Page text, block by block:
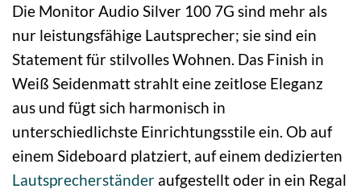
Die Monitor Audio Silver 100 7G sind mehr als
nur leistungsfähige Lautsprecher; sie sind ein
Statement für stilvolles Wohnen. Das Finish in
Weiß Seidenmatt strahlt eine zeitlose Eleganz
aus und fügt sich harmonisch in
unterschiedlichste Einrichtungsstile ein. Ob auf
einem Sideboard platziert, auf einem dedizierten
Lautsprecherständer aufgestellt oder in ein Regal